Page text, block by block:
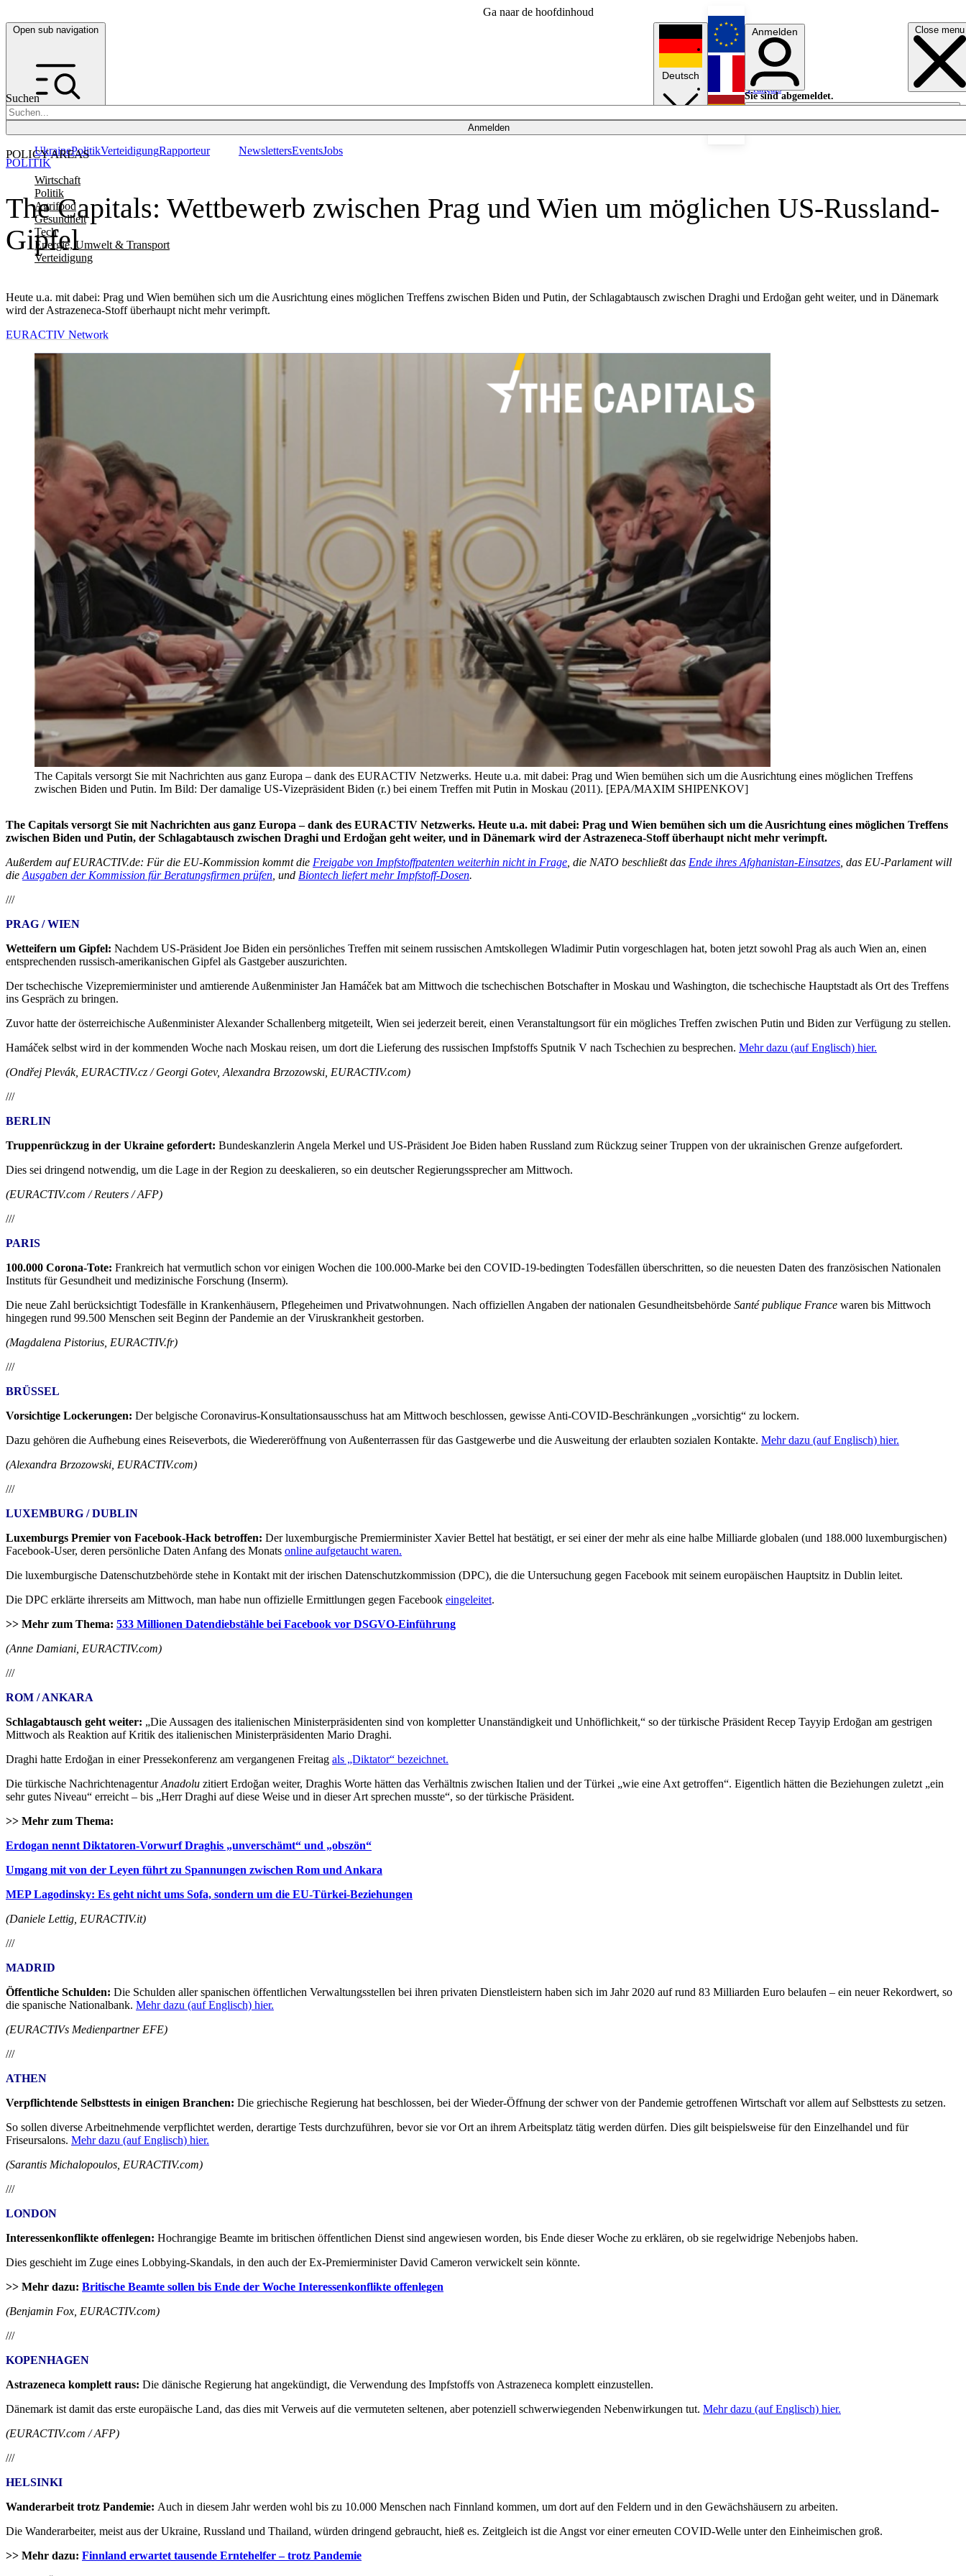
Ga naar de hoofdinhoud
Open sub navigation Close menu
Suchen
Anmelden
POLICY AREAS
Wirtschaft
Politik
Agrifood
Gesundheit
Tech
Energie, Umwelt & Transport
Verteidigung
UkrainePolitikVerteidigungRapporteur NewslettersEventsJobs
Deutsch
English
Français
Anmelden
Sie sind abgemeldet.
Anmelden
Licht aus
The Capitals: Wettbewerb zwischen Prag und Wien um möglichen US-Russland-
Gipfel
Heute u.a. mit dabei: Prag und Wien bemühen sich um die Ausrichtung eines möglichen Treffens zwischen Biden und Putin, der Schlagabtausch zwischen Draghi und Erdoğan geht weiter, und in Dänemark
wird der Astrazeneca-Stoff überhaupt nicht mehr verimpft.
POLITIK
EURACTIV Network
The Capitals versorgt Sie mit Nachrichten aus ganz Europa – dank des EURACTIV Netzwerks. Heute u.a. mit dabei: Prag und Wien bemühen sich um die Ausrichtung eines möglichen Treffens
zwischen Biden und Putin. Im Bild: Der damalige US-Vizepräsident Biden (r.) bei einem Treffen mit Putin in Moskau (2011). [EPA/MAXIM SHIPENKOV]
The Capitals versorgt Sie mit Nachrichten aus ganz Europa – dank des EURACTIV Netzwerks. Heute u.a. mit dabei: Prag und Wien bemühen sich um die Ausrichtung eines möglichen Treffens
zwischen Biden und Putin, der Schlagabtausch zwischen Draghi und Erdoğan geht weiter, und in Dänemark wird der Astrazeneca-Stoff überhaupt nicht mehr verimpft.
Außerdem auf EURACTIV.de: Für die EU-Kommission kommt die Freigabe von Impfstoffpatenten weiterhin nicht in Frage , die NATO beschließt das Ende ihres Afghanistan-Einsatzes , das EU-Parlament will
die Ausgaben der Kommission für Beratungsfirmen prüfen , und Biontech liefert mehr Impfstoff-Dosen.
///
PRAG / WIEN
Wetteifern um Gipfel: Nachdem US-Präsident Joe Biden ein persönliches Treffen mit seinem russischen Amtskollegen Wladimir Putin vorgeschlagen hat, boten jetzt sowohl Prag als auch Wien an, einen
entsprechenden russisch-amerikanischen Gipfel als Gastgeber auszurichten.
Der tschechische Vizepremierminister und amtierende Außenminister Jan Hamáček bat am Mittwoch die tschechischen Botschafter in Moskau und Washington, die tschechische Hauptstadt als Ort des Treffens
ins Gespräch zu bringen.
Zuvor hatte der österreichische Außenminister Alexander Schallenberg mitgeteilt, Wien sei jederzeit bereit, einen Veranstaltungsort für ein mögliches Treffen zwischen Putin und Biden zur Verfügung zu stellen.
Hamáček selbst wird in der kommenden Woche nach Moskau reisen, um dort die Lieferung des russischen Impfstoffs Sputnik V nach Tschechien zu besprechen. Mehr dazu (auf Englisch) hier.
(Ondřej Plevák, EURACTIV.cz / Georgi Gotev, Alexandra Brzozowski, EURACTIV.com)
///
BERLIN
Truppenrückzug in der Ukraine gefordert: Bundeskanzlerin Angela Merkel und US-Präsident Joe Biden haben Russland zum Rückzug seiner Truppen von der ukrainischen Grenze aufgefordert.
Dies sei dringend notwendig, um die Lage in der Region zu deeskalieren, so ein deutscher Regierungssprecher am Mittwoch.
(EURACTIV.com / Reuters / AFP)
///
PARIS
100.000 Corona-Tote: Frankreich hat vermutlich schon vor einigen Wochen die 100.000-Marke bei den COVID-19-bedingten Todesfällen überschritten, so die neuesten Daten des französischen Nationalen
Instituts für Gesundheit und medizinische Forschung (Inserm).
Die neue Zahl berücksichtigt Todesfälle in Krankenhäusern, Pflegeheimen und Privatwohnungen. Nach offiziellen Angaben der nationalen Gesundheitsbehörde Santé publique France waren bis Mittwoch
hingegen rund 99.500 Menschen seit Beginn der Pandemie an der Viruskrankheit gestorben.
(Magdalena Pistorius, EURACTIV.fr)
///
BRÜSSEL
Vorsichtige Lockerungen: Der belgische Coronavirus-Konsultationsausschuss hat am Mittwoch beschlossen, gewisse Anti-COVID-Beschränkungen „vorsichtig“ zu lockern.
Dazu gehören die Aufhebung eines Reiseverbots, die Wiedereröffnung von Außenterrassen für das Gastgewerbe und die Ausweitung der erlaubten sozialen Kontakte. Mehr dazu (auf Englisch) hier.
(Alexandra Brzozowski, EURACTIV.com)
///
LUXEMBURG / DUBLIN
Luxemburgs Premier von Facebook-Hack betroffen: Der luxemburgische Premierminister Xavier Bettel hat bestätigt, er sei einer der mehr als eine halbe Milliarde globalen (und 188.000 luxemburgischen)
Facebook-User, deren persönliche Daten Anfang des Monats online aufgetaucht waren.
Die luxemburgische Datenschutzbehörde stehe in Kontakt mit der irischen Datenschutzkommission (DPC), die die Untersuchung gegen Facebook mit seinem europäischen Hauptsitz in Dublin leitet.
Die DPC erklärte ihrerseits am Mittwoch, man habe nun offizielle Ermittlungen gegen Facebook eingeleitet.
>> Mehr zum Thema: 533 Millionen Datendiebstähle bei Facebook vor DSGVO-Einführung
(Anne Damiani, EURACTIV.com)
///
ROM / ANKARA
Schlagabtausch geht weiter: „Die Aussagen des italienischen Ministerpräsidenten sind von kompletter Unanständigkeit und Unhöflichkeit,“ so der türkische Präsident Recep Tayyip Erdoğan am gestrigen
Mittwoch als Reaktion auf Kritik des italienischen Ministerpräsidenten Mario Draghi.
Draghi hatte Erdoğan in einer Pressekonferenz am vergangenen Freitag als „Diktator“ bezeichnet.
Die türkische NachrichtenagenturAnadolu zitiert Erdoğan weiter, Draghis Worte hätten das Verhältnis zwischen Italien und der Türkei „wie eine Axt getroffen“. Eigentlich hätten die Beziehungen zuletzt „ein
sehr gutes Niveau“ erreicht – bis „Herr Draghi auf diese Weise und in dieser Art sprechen musste“, so der türkische Präsident.
>> Mehr zum Thema:
Erdogan nennt Diktatoren-Vorwurf Draghis „unverschämt“ und „obszön“
Umgang mit von der Leyen führt zu Spannungen zwischen Rom und Ankara
MEP Lagodinsky: Es geht nicht ums Sofa, sondern um die EU-Türkei-Beziehungen
(Daniele Lettig , EURACTIV.it)
///
MADRID
Öffentliche Schulden: Die Schulden aller spanischen öffentlichen Verwaltungsstellen bei ihren privaten Dienstleistern haben sich im Jahr 2020 auf rund 83 Milliarden Euro belaufen – ein neuer Rekordwert, so
die spanische Nationalbank. Mehr dazu (auf Englisch) hier.
(EURACTIVs Medienpartner EFE)
///
ATHEN
Verpflichtende Selbsttests in einigen Branchen: Die griechische Regierung hat beschlossen, bei der Wieder-Öffnung der schwer von der Pandemie getroffenen Wirtschaft vor allem auf Selbsttests zu setzen.
So sollen diverse Arbeitnehmende verpflichtet werden, derartige Tests durchzuführen, bevor sie vor Ort an ihrem Arbeitsplatz tätig werden dürfen. Dies gilt beispielsweise für den Einzelhandel und für
Friseursalons. Mehr dazu (auf Englisch) hier.
(Sarantis Michalopoulos, EURACTIV.com)
///
LONDON
Interessenkonflikte offenlegen: Hochrangige Beamte im britischen öffentlichen Dienst sind angewiesen worden, bis Ende dieser Woche zu erklären, ob sie regelwidrige Nebenjobs haben.
Dies geschieht im Zuge eines Lobbying-Skandals, in den auch der Ex-Premierminister David Cameron verwickelt sein könnte.
>> Mehr dazu: Britische Beamte sollen bis Ende der Woche Interessenkonflikte offenlegen
(Benjamin Fox, EURACTIV.com)
///
KOPENHAGEN
Astrazeneca komplett raus: Die dänische Regierung hat angekündigt, die Verwendung des Impfstoffs von Astrazeneca komplett einzustellen.
Dänemark ist damit das erste europäische Land, das dies mit Verweis auf die vermuteten seltenen, aber potenziell schwerwiegenden Nebenwirkungen tut. Mehr dazu (auf Englisch) hier.
(EURACTIV.com / AFP)
///
HELSINKI
Wanderarbeit trotz Pandemie: Auch in diesem Jahr werden wohl bis zu 10.000 Menschen nach Finnland kommen, um dort auf den Feldern und in den Gewächshäusern zu arbeiten.
Die Wanderarbeiter, meist aus der Ukraine, Russland und Thailand, würden dringend gebraucht, hieß es. Zeitgleich ist die Angst vor einer erneuten COVID-Welle unter den Einheimischen groß.
>> Mehr dazu: Finnland erwartet tausende Erntehelfer – trotz Pandemie